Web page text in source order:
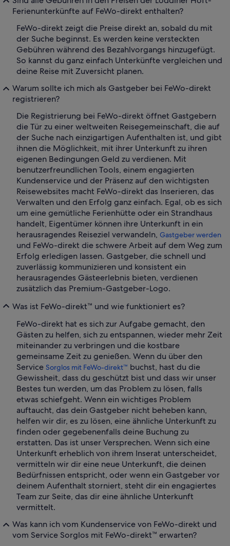
Ferienunterkünfte auf FeWo-direkt enthalten?
FeWo-direkt zeigt die Preise direkt an, sobald du mit
der Suche beginnst. Es werden keine versteckten
Gebühren während des Bezahlvorgangs hinzugefügt.
So kannst du ganz einfach Unterkünfte vergleichen und
deine Reise mit Zuversicht planen.
Warum sollte ich mich als Gastgeber bei FeWo-direkt
registrieren?
Die Registrierung bei FeWo-direkt öffnet Gastgebern
die Tür zu einer weltweiten Reisegemeinschaft, die auf
der Suche nach einzigartigen Aufenthalten ist, und gibt
ihnen die Möglichkeit, mit ihrer Unterkunft zu ihren
eigenen Bedingungen Geld zu verdienen. Mit
benutzerfreundlichen Tools, einem engagierten
Kundenservice und der Präsenz auf den wichtigsten
Reisewebsites macht FeWo-direkt das Inserieren, das
Verwalten und den Erfolg ganz einfach. Egal, ob es sich
um eine gemütliche Ferienhütte oder ein Strandhaus
handelt, Eigentümer können ihre Unterkunft in ein
herausragendes Reiseziel verwandeln, Gastgeber werden
und FeWo-direkt die schwere Arbeit auf dem Weg zum
Erfolg erledigen lassen. Gastgeber, die schnell und
zuverlässig kommunizieren und konsistent ein
herausragendes Gästeerlebnis bieten, verdienen
zusätzlich das Premium-Gastgeber-Logo.
Was ist FeWo-direkt™ und wie funktioniert es?
FeWo-direkt hat es sich zur Aufgabe gemacht, den
Gästen zu helfen, sich zu entspannen, wieder mehr Zeit
miteinander zu verbringen und die kostbare
gemeinsame Zeit zu genießen. Wenn du über den
Service Sorglos mit FeWo-direkt™ buchst, hast du die
Gewissheit, dass du geschützt bist und dass wir unser
Bestes tun werden, um das Problem zu lösen, falls
etwas schiefgeht. Wenn ein wichtiges Problem
auftaucht, das dein Gastgeber nicht beheben kann,
helfen wir dir, es zu lösen, eine ähnliche Unterkunft zu
finden oder gegebenenfalls deine Buchung zu
erstatten. Das ist unser Versprechen. Wenn sich eine
Unterkunft erheblich von ihrem Inserat unterscheidet,
vermitteln wir dir eine neue Unterkunft, die deinen
Bedürfnissen entspricht, oder wenn ein Gastgeber vor
deinem Aufenthalt storniert, steht dir ein engagiertes
Team zur Seite, das dir eine ähnliche Unterkunft
vermittelt.
Was kann ich vom Kundenservice von FeWo-direkt und
vom Service Sorglos mit FeWo-direkt™ erwarten?